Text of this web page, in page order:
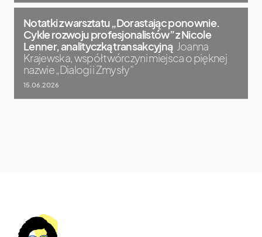
Notatki z warsztatu „Dorastając ponownie.
Cykle rozwoju profesjonalistów” z Nicole
Lenner, analityczką transakcyjną Joanna
Krajewska, współtwórczyni miejsca o pięknej
nazwie „Dialogi i Zmysły”
15.06.2026